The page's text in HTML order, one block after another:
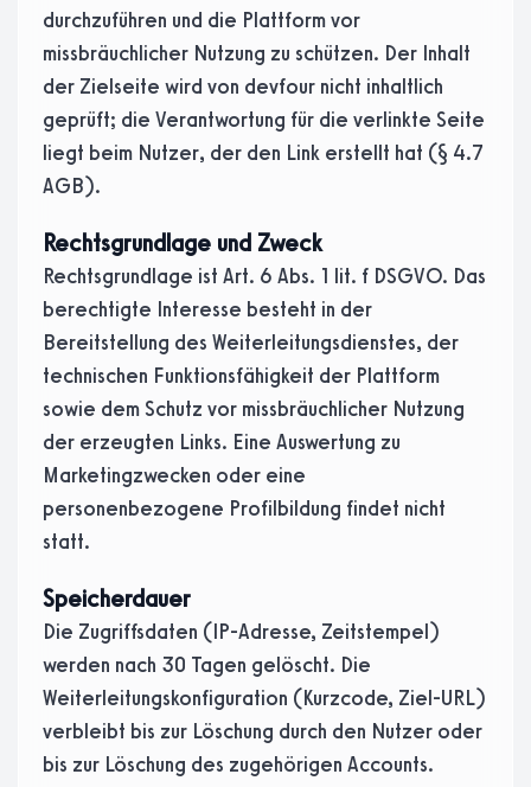
durchzuführen und die Plattform vor
missbräuchlicher Nutzung zu schützen. Der Inhalt
der Zielseite wird von devfour nicht inhaltlich
geprüft; die Verantwortung für die verlinkte Seite
liegt beim Nutzer, der den Link erstellt hat (§ 4.7
AGB).
Rechtsgrundlage und Zweck
Rechtsgrundlage ist Art. 6 Abs. 1 lit. f DSGVO. Das
berechtigte Interesse besteht in der
Bereitstellung des Weiterleitungsdienstes, der
technischen Funktionsfähigkeit der Plattform
sowie dem Schutz vor missbräuchlicher Nutzung
der erzeugten Links. Eine Auswertung zu
Marketingzwecken oder eine
personenbezogene Profilbildung findet nicht
statt.
Speicherdauer
Die Zugriffsdaten (IP-Adresse, Zeitstempel)
werden nach 30 Tagen gelöscht. Die
Weiterleitungskonfiguration (Kurzcode, Ziel-URL)
verbleibt bis zur Löschung durch den Nutzer oder
bis zur Löschung des zugehörigen Accounts.